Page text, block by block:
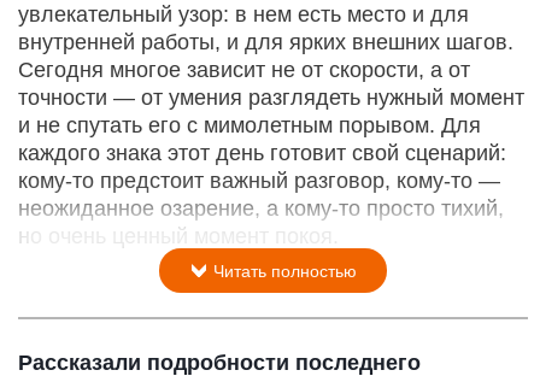
увлекательный узор: в нем есть место и для
внутренней работы, и для ярких внешних шагов.
Сегодня многое зависит не от скорости, а от
точности — от умения разглядеть нужный момент
и не спутать его с мимолетным порывом. Для
каждого знака этот день готовит свой сценарий:
кому‑то предстоит важный разговор, кому‑то —
неожиданное озарение, а кому‑то просто тихий,
но очень ценный момент покоя.
Читать полностью
Рассказали подробности последнего